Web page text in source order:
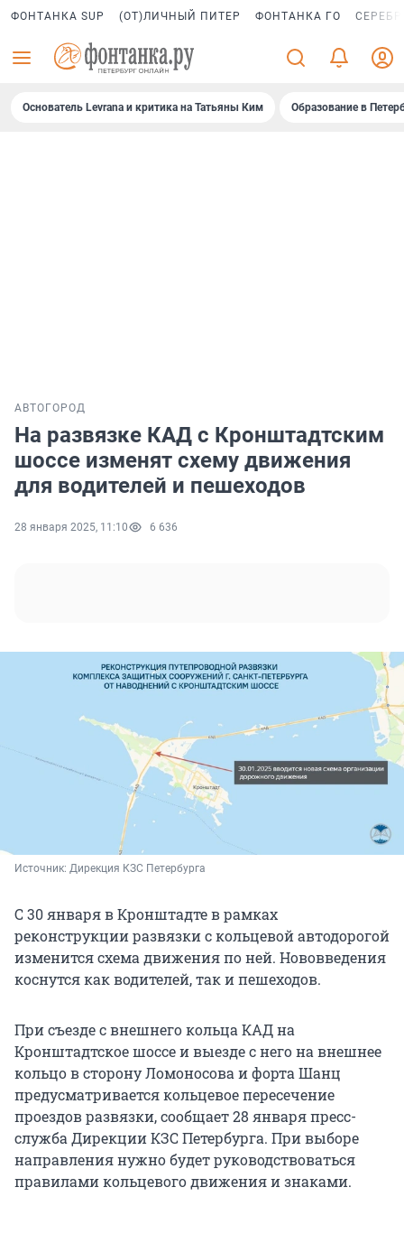
ФОНТАНКА SUP (ОТ)ЛИЧНЫЙ ПИТЕР ФОНТАНКА ГО
Основатель Levrana и критика на Татьяны Ким Образование в
АВТО ГОРОД
На развязке КАД с Кронштадтским
шоссе изменят схему движения
для водителей и пешеходов
28 января 2025, 11:10 6 636
Источник: Дирекция КЗС Петербурга
С 30 января в Кронштадте в рамках
реконструкции развязки с кольцевой автодорогой
изменится схема движения по ней. Нововведения
коснутся как водителей, так и пешеходов.
При съезде с внешнего кольца КАД на
Кронштадтское шоссе и выезде с него на внешнее
кольцо в сторону Ломоносова и форта Шанц
предусматривается кольцевое пересечение
проездов развязки, сообщает 28 января пресс-
служба Дирекции КЗС Петербурга. При выборе
направления нужно будет руководствоваться
правилами кольцевого движения и знаками.